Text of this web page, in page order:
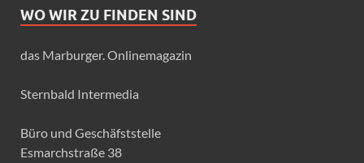
WO WIR ZU FINDEN SIND
das Marburger. Onlinemagazin
Sternbald Intermedia
Büro und Geschäfststelle
Esmarchstraße 38